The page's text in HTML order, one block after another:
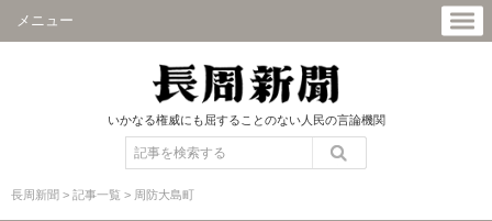
メニュー
いかなる権威にも屈することのない人民の言論機関
長周新聞 > 記事一覧 > 周防大島町